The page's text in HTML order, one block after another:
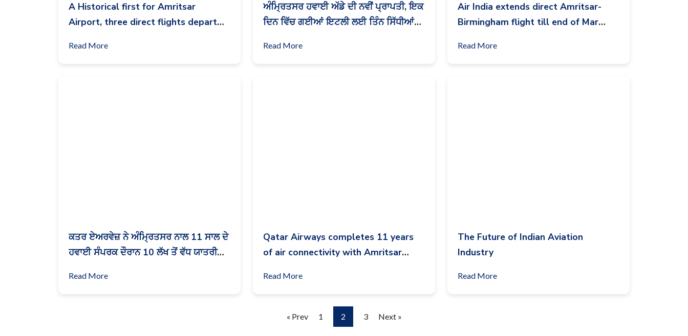
A Historical first for Amritsar
Airport, three direct flights depart
Read More
ਅੰਮ੍ਰਿਤਸਰ ਹਵਾਈ ਅੱਡੇ ਦੀ ਨਵੀਂ ਪ੍ਰਾਪਤੀ, ਇਕ
ਦਿਨ ਵਿੱਚ ਗਈਆਂ ਇਟਲੀ ਲਈ ਤਿੰਨ ਸਿੱਧੀਆਂ
Read More
Air India extends direct Amritsar-
Birmingham flight till end of Mar
Read More
ਕਤਰ ਏਅਰਵੇਜ਼ ਨੇ ਅੰਮ੍ਰਿਤਸਰ ਨਾਲ 11 ਸਾਲ ਦੇ
ਹਵਾਈ ਸੰਪਰਕ ਦੌਰਾਨ 10 ਲੱਖ ਤੋਂ ਵੱਧ ਯਾਤਰੀਆਂ
Read More
Qatar Airways completes 11 years
of air connectivity with Amritsar
Read More
The Future of Indian Aviation
Industry
Read More
« Prev 1 2 3 Next »